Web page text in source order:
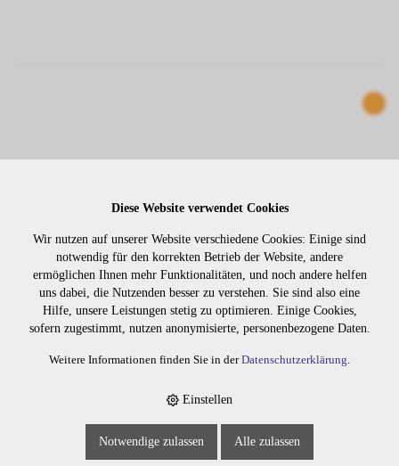
STYLESIGN SHAPING+FINISHING SPRAY
75ML
Diese Website verwendet Cookies
Wir nutzen auf unserer Website verschiedene Cookies: Einige sind
notwendig für den korrekten Betrieb der Website, andere
ermöglichen Ihnen mehr Funktionalitäten, und noch andere helfen
uns dabei, die Nutzenden besser zu verstehen. Sie sind also eine
Hilfe, unsere Leistungen stetig zu optimieren. Einige Cookies,
sofern zugestimmt, nutzen anonymisierte, personenbezogene Daten.
Weitere Informationen finden Sie in derDatenschutzerklärung.
Einstellen
Notwendige zulassen Alle zulassen